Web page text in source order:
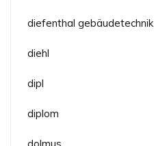
diefenthal gebäudetechnik
diehl
dipl
diplom